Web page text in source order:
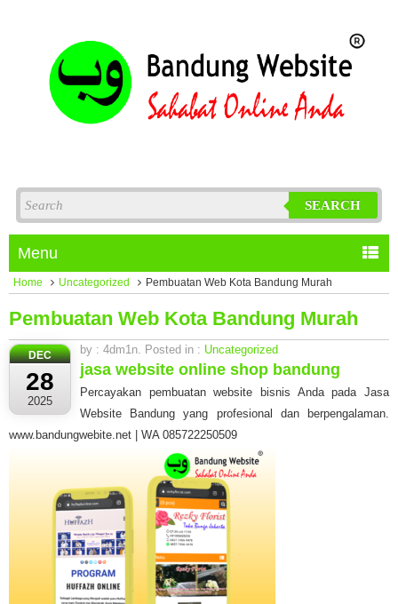
SEARCH
Menu
Home Uncategorized Pembuatan Web Kota Bandung Murah
Pembuatan Web Kota Bandung Murah
DEC
28
2025
by : 4dm1n. Posted in : Uncategorized
jasa website online shop bandung
Percayakan pembuatan website bisnis Anda pada Jasa
Website Bandung yang profesional dan berpengalaman.
www.bandungwebite.net | WA 085722250509